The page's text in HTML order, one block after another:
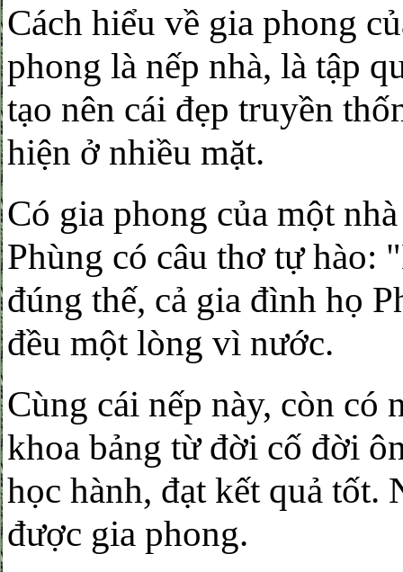
Cách hiểu về gia phong
phong là nếp nhà, là tập
tạo nên cái đẹp truyền
hiện ở nhiều mặt.
Có gia phong của một
Phùng có câu thơ tự hào:
đúng thế, cả gia đình họ
đều một lòng vì nước.
Cùng cái nếp này, còn có
khoa bảng từ đời cố đời
học hành, đạt kết quả tốt.
được gia phong.